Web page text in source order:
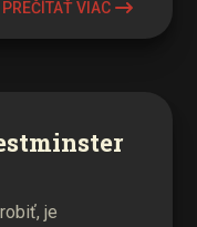
PREČÍTAŤ VIAC
je